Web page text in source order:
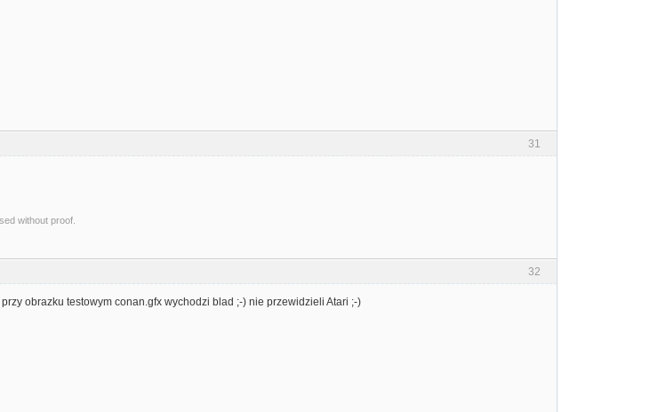
31
without proof.
32
obrazku testowym conan.gfx wychodzi blad ;-) nie przewidzieli Atari ;-)